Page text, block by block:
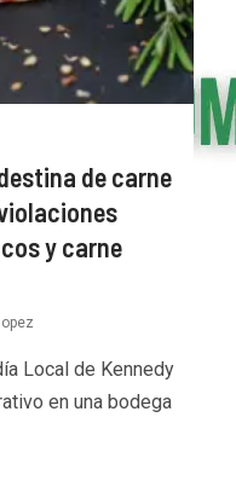
de carne
y carne
Local de Kennedy
en una bodega